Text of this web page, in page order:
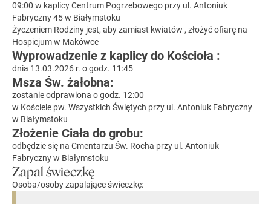
09:00 w kaplicy Centrum Pogrzebowego przy ul. Antoniuk
Fabryczny 45 w Białymstoku
Życzeniem Rodziny jest, aby zamiast kwiatów , złożyć ofiarę na
Hospicjum w Makówce
Wyprowadzenie z kaplicy do Kościoła :
dnia 13.03.2026 r. o godz. 11:45
Msza Św. żałobna:
zostanie odprawiona o godz. 12:00
w Kościele pw. Wszystkich Świętych przy ul. Antoniuk Fabryczny
w Białymstoku
Złożenie Ciała do grobu:
odbędzie się na Cmentarzu Św. Rocha przy ul. Antoniuk
Fabryczny w Białymstoku
Zapal świeczkę
Osoba/osoby zapalające świeczkę: